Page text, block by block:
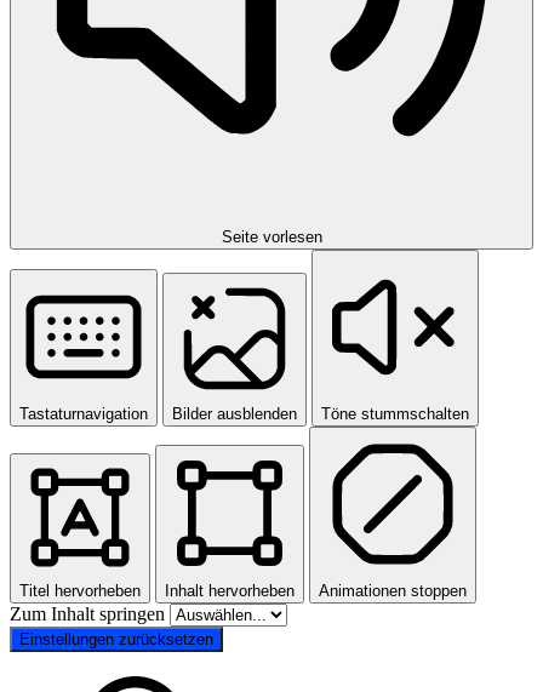
Seite vorlesen
Tastaturnavigation Bilder ausblenden Töne stummschalten
Titel hervorheben Inhalt hervorheben Animationen stoppen
Zum Inhalt springen
Einstellungen zurücksetzen